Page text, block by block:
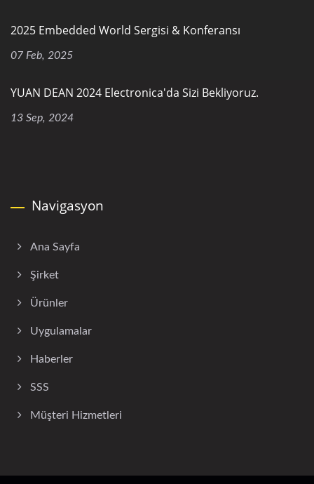
2025 Embedded World Sergisi & Konferansı
07 Feb, 2025
YUAN DEAN 2024 Electronica'da Sizi Bekliyoruz.
13 Sep, 2024
Navigasyon
Ana Sayfa
Şirket
Ürünler
Uygulamalar
Haberler
SSS
Müşteri Hizmetleri